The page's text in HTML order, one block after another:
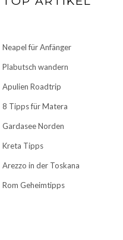
Neapel für Anfänger
Plabutsch wandern
Apulien Roadtrip
8 Tipps für Matera
Gardasee Norden
Kreta Tipps
Arezzo in der Toskana
Rom Geheimtipps